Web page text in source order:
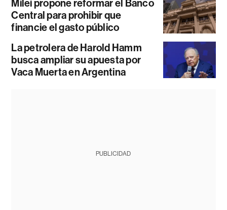
Milei propone reformar el Banco
Central para prohibir que
financie el gasto público
La petrolera de Harold Hamm
busca ampliar su apuesta por
Vaca Muerta en Argentina
PUBLICIDAD